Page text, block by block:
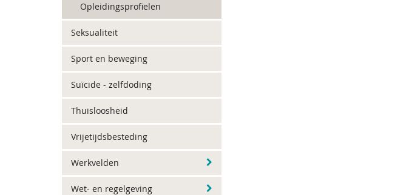
Opleidingsprofielen
Seksualiteit
Sport en beweging
Suïcide - zelfdoding
Thuisloosheid
Vrijetijdsbesteding
Werkvelden
Wet- en regelgeving